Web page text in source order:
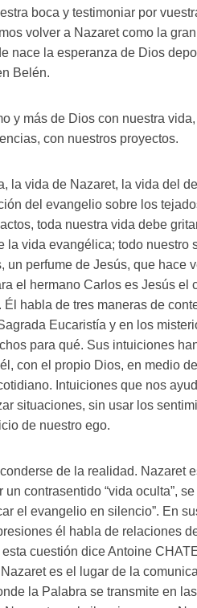
boca y testimoniar por
volver a Nazaret como la
nace la esperanza de Dios
Belén.
y más de Dios con nuestra
con nuestros proyectos.
la vida de Nazaret, la vida del
del evangelio sobre los
toda nuestra vida debe
la vida evangélica; todo nuestro
un perfume de Jesús, que hace
el hermano Carlos es Jesús el
habla de tres maneras de
Eucaristía y en los
para qué. Sus intuiciones
con el propio Dios, en medio
Intuiciones que nos
situaciones, sin usar los
de nuestro ego.
de la realidad. Nazaret
contrasentido “vida oculta”,
el evangelio en silencio”. En
él habla de relaciones
cuestión dice Antoine
es el lugar de la
la Palabra se transmite en